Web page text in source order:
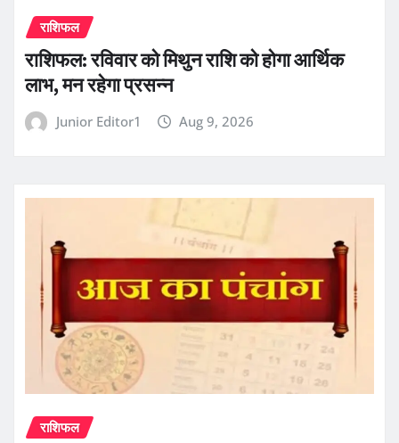
राशिफल
राशिफल: रविवार को मिथुन राशि को होगा आर्थिक
लाभ, मन रहेगा प्रसन्न
Junior Editor1 Aug 9, 2026
राशिफल